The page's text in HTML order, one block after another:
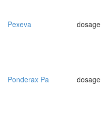
Pexeva dosage
Ponderax Pa dosage